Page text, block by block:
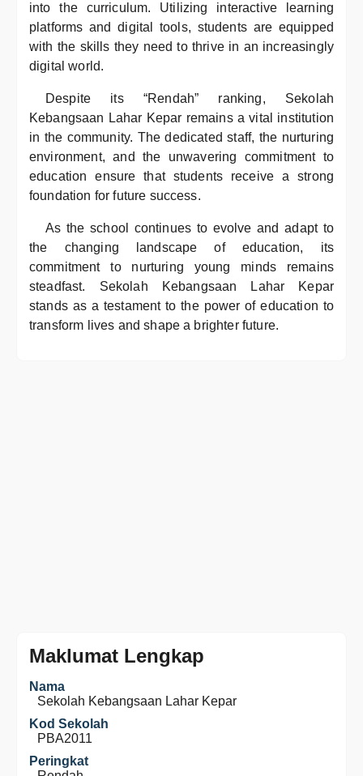
into the curriculum. Utilizing interactive learning
platforms and digital tools, students are equipped
with the skills they need to thrive in an increasingly
digital world.
Despite its “Rendah” ranking, Sekolah
Kebangsaan Lahar Kepar remains a vital institution
in the community. The dedicated staff, the nurturing
environment, and the unwavering commitment to
education ensure that students receive a strong
foundation for future success.
As the school continues to evolve and adapt to
the changing landscape of education, its
commitment to nurturing young minds remains
steadfast. Sekolah Kebangsaan Lahar Kepar
stands as a testament to the power of education to
transform lives and shape a brighter future.
Maklumat Lengkap
Nama
Sekolah Kebangsaan Lahar Kepar
Kod Sekolah
PBA2011
Peringkat